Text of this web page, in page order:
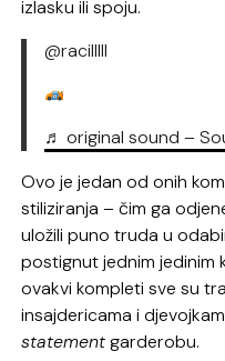
izlasku ili spoju.
@racilllll
♬ original sound –
Ovo je jedan od onih
stiliziranja – čim ga
uložili puno truda u
postignut jednim jedinim
ovakvi kompleti sve su
insajdericama i
statementgarderobu.